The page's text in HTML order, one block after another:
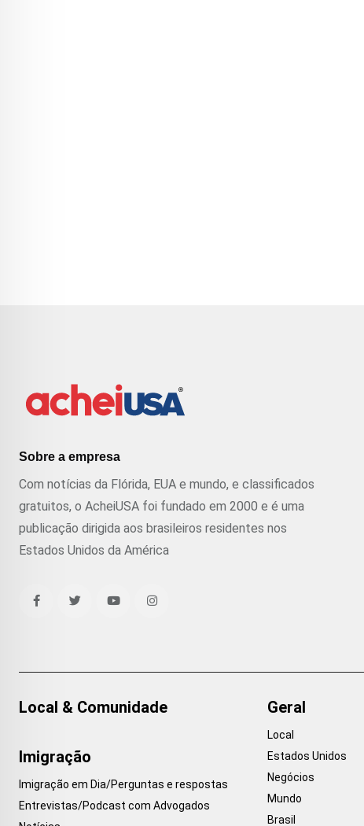
Sobre a empresa
Com notícias da Flórida, EUA e mundo, e classificados
gratuitos, o AcheiUSA foi fundado em 2000 e é uma
publicação dirigida aos brasileiros residentes nos
Estados Unidos da América
Local & Comunidade
Imigração
Imigração em Dia/Perguntas e respostas
Entrevistas/Podcast com Advogados
Geral
Local
Estados Unidos
Negócios
Mundo
Brasil